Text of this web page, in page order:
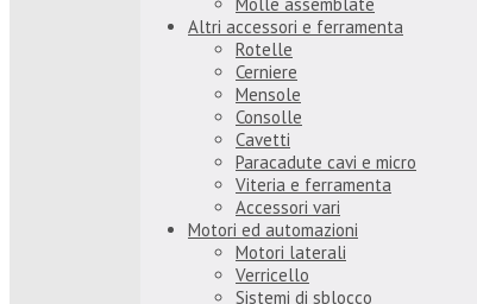
Altri accessori e ferramenta
Rotelle
Cerniere
Mensole
Consolle
Cavetti
Paracadute cavi e micro
Viteria e ferramenta
Accessori vari
Motori ed automazioni
Motori laterali
Verricello
Sistemi di sblocco